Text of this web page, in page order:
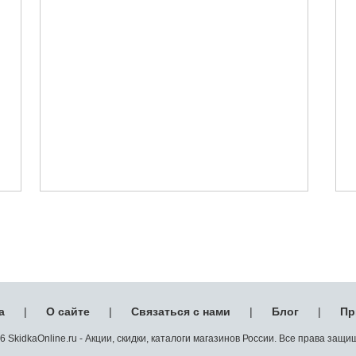
| О сайте | Связаться с нами | Блог |
SkidkaOnline.ru - Акции, скидки, каталоги магазинов России. Все права